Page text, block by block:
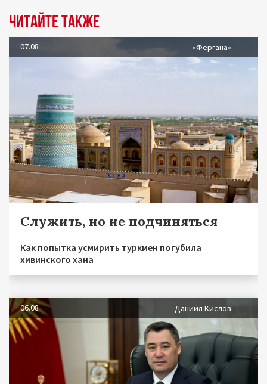
Читайте также
07.08 «Фергана»
Служить, но не подчиняться
Как попытка усмирить туркмен погубила
хивинского хана
06.08 Даниил Кислов